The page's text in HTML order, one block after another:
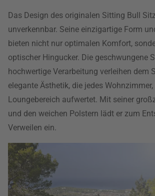
Das Design des originalen Sitting Bull
unverkennbar. Seine einzigartige Form
bieten nicht nur optimalen Komfort,
optischer Hingucker. Die geschwungene
hochwertige Verarbeitung verleihen dem
elegante Ästhetik, die jedes Wohnzimmer,
Loungebereich aufwertet. Mit seiner
und den weichen Polstern lädt er zum
Verweilen ein.